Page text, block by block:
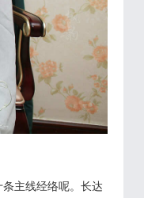
主线经络呢。长达